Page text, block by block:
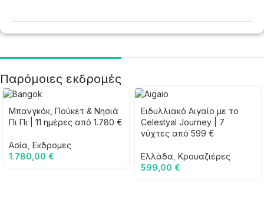
Παρόμοιες εκδρομές
Μπανγκόκ, Πούκετ & Νησιά
Πι Πι | 11 ημέρες από 1.780 €
Ασία Εκδρομες
1.780,00 €
Ειδυλλιακό Αιγαίο με το
Celestyal Journey | 7
νύχτες από 599 €
Ελλάδα Κρουαζιέρες
599,00 €